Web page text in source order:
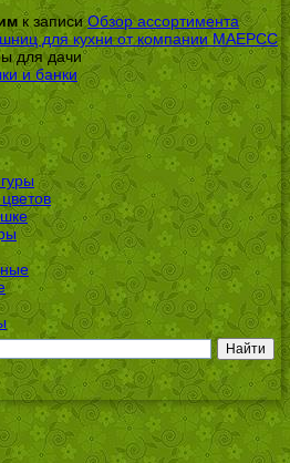
к записиОбзор ассортимента
для кухни от компании МАЕРСС
для дачи
и банки